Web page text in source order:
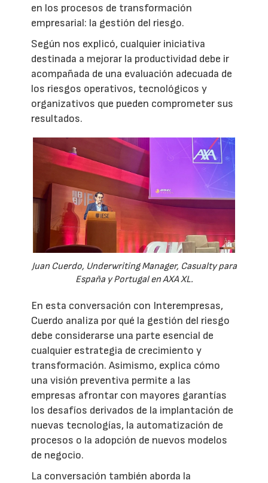
en los procesos de transformación
empresarial: la gestión del riesgo.
Según nos explicó, cualquier iniciativa
destinada a mejorar la productividad debe ir
acompañada de una evaluación adecuada de
los riesgos operativos, tecnológicos y
organizativos que pueden comprometer sus
resultados.
Juan Cuerdo, Underwriting Manager, Casualty para
España y Portugal en AXA XL.
En esta conversación con Interempresas,
Cuerdo analiza por qué la gestión del riesgo
debe considerarse una parte esencial de
cualquier estrategia de crecimiento y
transformación. Asimismo, explica cómo
una visión preventiva permite a las
empresas afrontar con mayores garantías
los desafíos derivados de la implantación de
nuevas tecnologías, la automatización de
procesos o la adopción de nuevos modelos
de negocio.
La conversación también aborda la